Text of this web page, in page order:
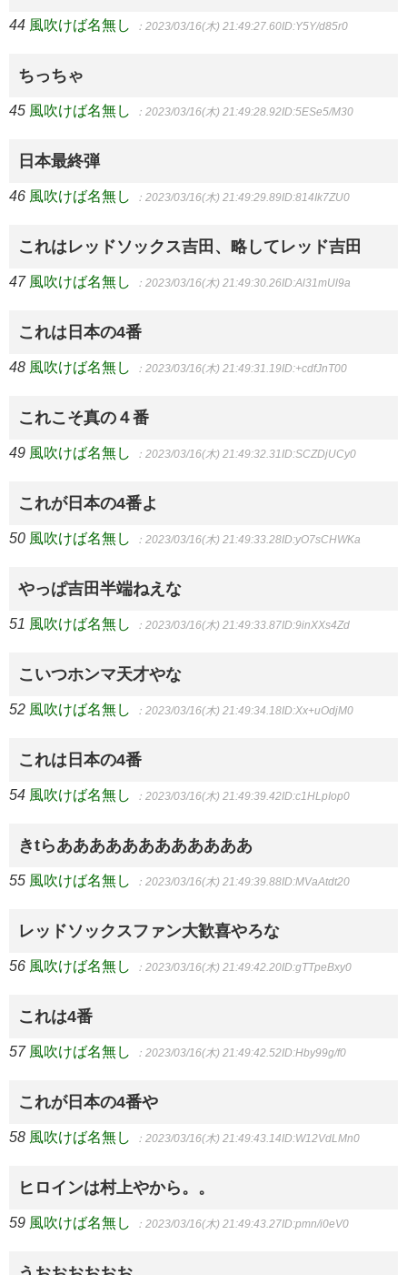
44 風吹けば名無し ：2023/03/16(木) 21:49:27.60ID:Y5Y/d85r0
ちっちゃ
45 風吹けば名無し ：2023/03/16(木) 21:49:28.92ID:5ESe5/M30
日本最終弾
46 風吹けば名無し ：2023/03/16(木) 21:49:29.89ID:814Ik7ZU0
これはレッドソックス吉田、略してレッド吉田
47 風吹けば名無し ：2023/03/16(木) 21:49:30.26ID:Al31mUl9a
これは日本の4番
48 風吹けば名無し ：2023/03/16(木) 21:49:31.19ID:+cdfJnT00
これこそ真の４番
49 風吹けば名無し ：2023/03/16(木) 21:49:32.31ID:SCZDjUCy0
これが日本の4番よ
50 風吹けば名無し ：2023/03/16(木) 21:49:33.28ID:yO7sCHWKa
やっぱ吉田半端ねえな
51 風吹けば名無し ：2023/03/16(木) 21:49:33.87ID:9inXXs4Zd
こいつホンマ天才やな
52 風吹けば名無し ：2023/03/16(木) 21:49:34.18ID:Xx+uOdjM0
これは日本の4番
54 風吹けば名無し ：2023/03/16(木) 21:49:39.42ID:c1HLpIop0
きtらああああああああああああ
55 風吹けば名無し ：2023/03/16(木) 21:49:39.88ID:MVaAtdt20
レッドソックスファン大歓喜やろな
56 風吹けば名無し ：2023/03/16(木) 21:49:42.20ID:gTTpeBxy0
これは4番
57 風吹けば名無し ：2023/03/16(木) 21:49:42.52ID:Hby99g/f0
これが日本の4番や
58 風吹けば名無し ：2023/03/16(木) 21:49:43.14ID:W12VdLMn0
ヒロインは村上やから。。
59 風吹けば名無し ：2023/03/16(木) 21:49:43.27ID:pmn/i0eV0